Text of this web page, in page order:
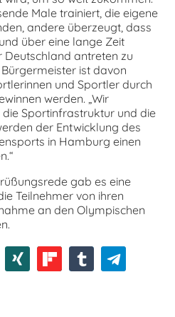
Male trainiert, die eigene
andere überzeugt, dass
über eine lange Zeit
antreten zu
ist davon
und Sportler durch
werden. „Wir
Sportinfrastruktur und die
der Entwicklung des
in Hamburg einen
gab es eine
Teilnehmer von ihren
an den Olympischen